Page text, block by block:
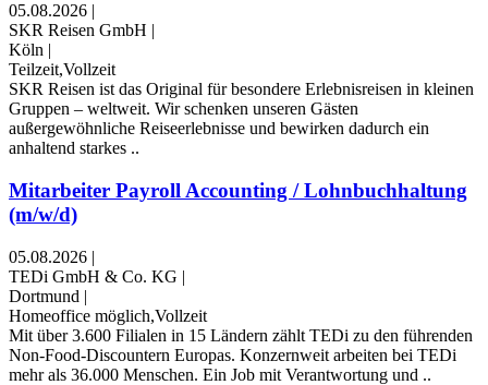
05.08.2026 |
SKR Reisen GmbH |
Köln |
Teilzeit,Vollzeit
SKR Reisen ist das Original für besondere Erlebnisreisen in kleinen
Gruppen – weltweit. Wir schenken unseren Gästen
außergewöhnliche Reiseerlebnisse und bewirken dadurch ein
anhaltend starkes ..
Mitarbeiter Payroll Accounting / Lohnbuchhaltung
(m/w/d)
05.08.2026 |
TEDi GmbH & Co. KG |
Dortmund |
Homeoffice möglich,Vollzeit
Mit über 3.600 Filialen in 15 Ländern zählt TEDi zu den führenden
Non-Food-Discountern Europas. Konzern­weit arbeiten bei TEDi
mehr als 36.000 Menschen. Ein Job mit Verant­wortung und ..